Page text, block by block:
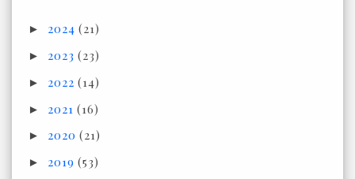
► 2024(21)
► 2023(23)
► 2022(14)
► 2021(16)
► 2020(21)
► 2019(53)